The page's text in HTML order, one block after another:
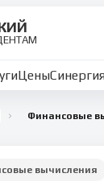
Цены
вычисления